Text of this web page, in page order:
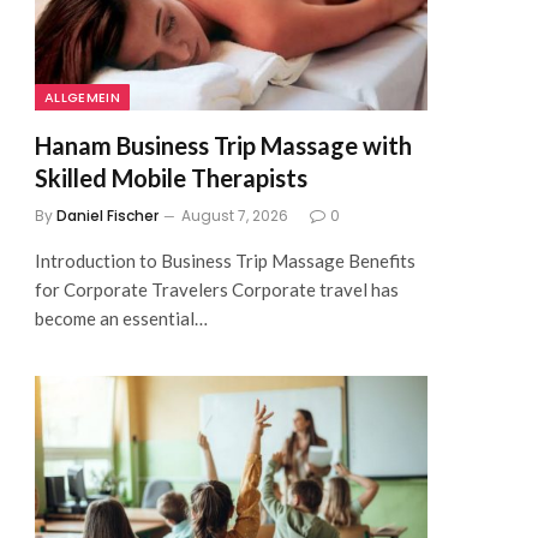
ALLGEMEIN
Hanam Business Trip Massage with
Skilled Mobile Therapists
ByDaniel Fischer August 7, 2026 0
Introduction to Business Trip Massage Benefits
for Corporate Travelers Corporate travel has
become an essential…